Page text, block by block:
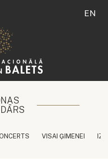
EN
VISAI ĢIMENEI